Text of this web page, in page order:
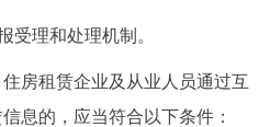
العربية PORTUGUÊS
理和处理机制。
租赁企业及从业人员通过互
息的，应当符合以下条件：